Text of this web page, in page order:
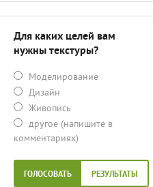
Для каких целей вам
нужны текстуры?
Моделирование
Дизайн
Живопись
другое (напишите в
комментариях)
ГОЛОСОВАТЬ РЕЗУЛЬТАТЫ